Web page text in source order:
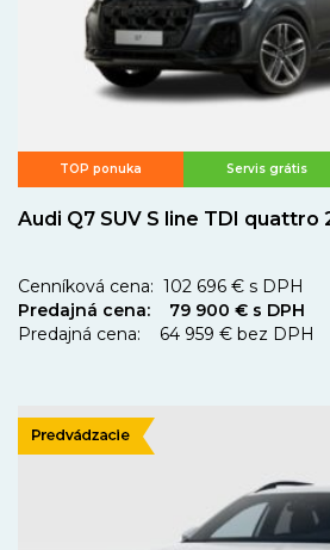
TOP ponuka Servis grátis
Audi Q7 SUV S line TDI quattro
Cenníková cena: 102 696 € s DPH
Predajná cena: 79 900 € s DPH
Predajná cena: 64 959 € bez DPH